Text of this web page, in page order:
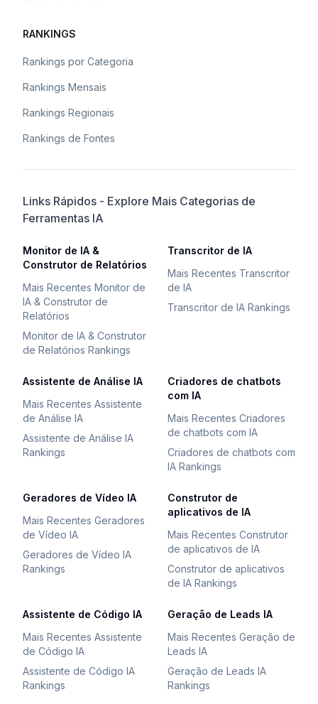
RANKINGS
Rankings por Categoria
Rankings Mensais
Rankings Regionais
Rankings de Fontes
Links Rápidos - Explore Mais Categorias de
Ferramentas IA
Monitor de IA &
Construtor de Relatórios
Mais Recentes Monitor de
IA & Construtor de
Relatórios
Monitor de IA & Construtor
de Relatórios Rankings
Transcritor de IA
Mais Recentes Transcritor
de IA
Transcritor de IA Rankings
Assistente de Análise IA
Mais Recentes Assistente
de Análise IA
Assistente de Análise IA
Rankings
Criadores de chatbots
com IA
Mais Recentes Criadores
de chatbots com IA
Criadores de chatbots com
IA Rankings
Geradores de Vídeo IA
Mais Recentes Geradores
de Vídeo IA
Geradores de Vídeo IA
Rankings
Construtor de
aplicativos de IA
Mais Recentes Construtor
de aplicativos de IA
Construtor de aplicativos
de IA Rankings
Assistente de Código IA
Mais Recentes Assistente
de Código IA
Assistente de Código IA
Rankings
Geração de Leads IA
Mais Recentes Geração de
Leads IA
Geração de Leads IA
Rankings